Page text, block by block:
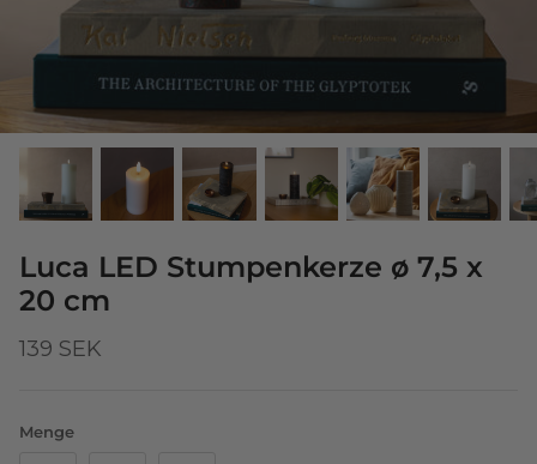
Luca LED Stumpenkerze ø 7,5 x
20 cm
139 SEK
Menge